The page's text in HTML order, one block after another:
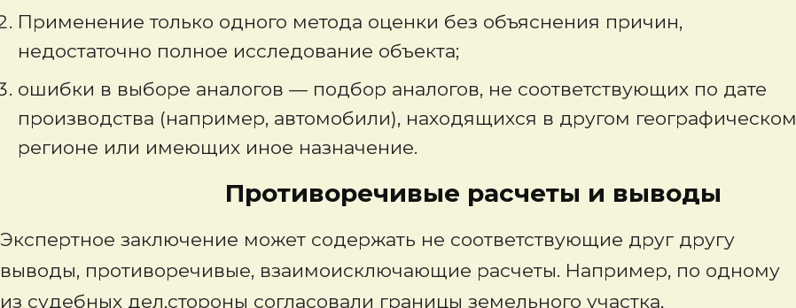
Применение только одного метода оценки без объяснения причин,
недостаточно полное исследование объекта;
ошибки в выборе аналогов — подбор аналогов, не соответствующих по дате
производства (например, автомобили), находящихся в другом географическом
регионе или имеющих иное назначение.
Противоречивые расчеты и выводы
Экспертное заключение может содержать не соответствующие друг другу
выводы, противоречивые, взаимоисключающие расчеты. Например, по одному
из судебных дел,стороны согласовали границы земельного участка,